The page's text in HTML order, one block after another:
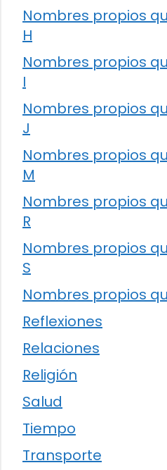
Nombres propios
H
Nombres propios
I
Nombres propios
J
Nombres propios
M
Nombres propios
R
Nombres propios
S
Nombres propios
Reflexiones
Relaciones
Religión
Salud
Tiempo
Transporte